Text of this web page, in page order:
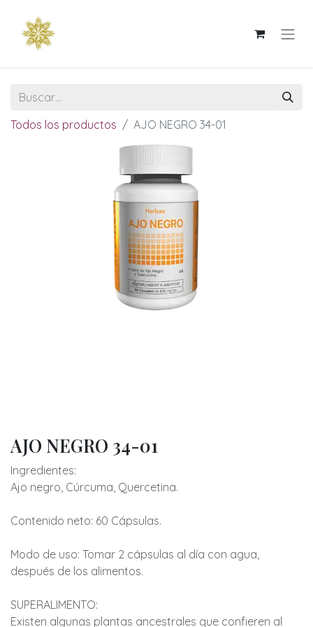
Todos los productos AJO NEGRO 34-01
AJO NEGRO 34-01
Ingredientes:
Ajo negro, Cúrcuma, Quercetina.
Contenido neto: 60 Cápsulas.
Modo de uso: Tomar 2 cápsulas al día con agua,
después de los alimentos.
SUPERALIMENTO:
Existen algunas plantas ancestrales que confieren al